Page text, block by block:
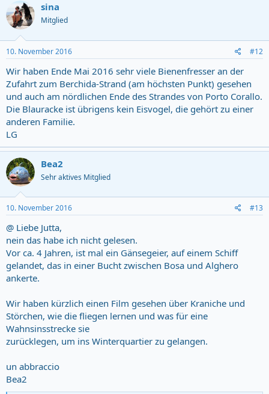
sina
Mitglied
10. November 2016 #12
Wir haben Ende Mai 2016 sehr viele Bienenfresser an der
Zufahrt zum Berchida-Strand (am höchsten Punkt) gesehen
und auch am nördlichen Ende des Strandes von Porto Corallo.
Die Blauracke ist übrigens kein Eisvogel, die gehört zu einer
anderen Familie.
LG
Bea2
Sehr aktives Mitglied
10. November 2016 #13
@ Liebe Jutta,
nein das habe ich nicht gelesen.
Vor ca. 4 Jahren, ist mal ein Gänsegeier, auf einem Schiff
gelandet, das in einer Bucht zwischen Bosa und Alghero
ankerte.
Wir haben kürzlich einen Film gesehen über Kraniche und
Störchen, wie die fliegen lernen und was für eine
Wahnsinsstrecke sie
zurücklegen, um ins Winterquartier zu gelangen.
un abbraccio
Bea2